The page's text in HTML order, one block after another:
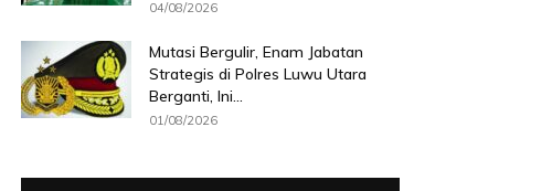
04/08/2026
Mutasi Bergulir, Enam Jabatan
Strategis di Polres Luwu Utara
Berganti, Ini...
01/08/2026